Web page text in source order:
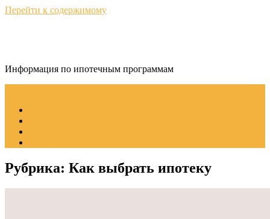
Перейти к содержимому
Информация по ипотечным программам
Рубрика: Как выбрать ипотеку